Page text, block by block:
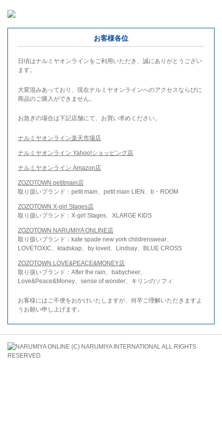
お客様各位
日頃はナルミヤオンラインをご利用いただき、誠にありがとうござい
ます。
大変混みあっており、現在ナルミヤオンラインへのアクセスならびに
商品のご購入ができません。
お急ぎの場合は下記店舗にて、お買い求めください。
ナルミヤオンライン楽天市場店
ナルミヤオンライン Yahoo!ショッピング店
ナルミヤオンライン Amazon店
ZOZOTOWN petitmain店
取り扱いブランド：petit main、petit main LIEN、b・ROOM
ZOZOTOWN X-girl Stages店
取り扱いブランド：X-girl Stages、XLARGE KIDS
ZOZOTOWN NARUMIYA ONLINE店
取り扱いブランド：kate spade new york childrenswear、
LOVETOXIC、kladskap、by loveit、Lindsay、BLUE CROSS
ZOZOTOWN LOVE&PEACE&MONEY店
取り扱いブランド：After the rain、babycheer、
Love&Peace&Money、sense of wonder、キリンのソフィ
お客様にはご不便をおかけいたしますが、何卒ご理解いただきますよ
うお願い申し上げます。